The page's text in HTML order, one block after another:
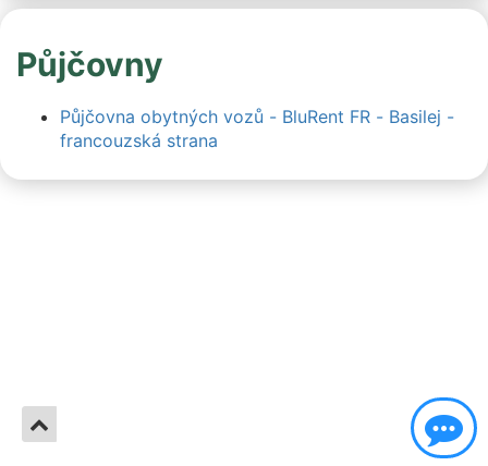
Půjčovny
Půjčovna obytných vozů - BluRent FR - Basilej -
francouzská strana